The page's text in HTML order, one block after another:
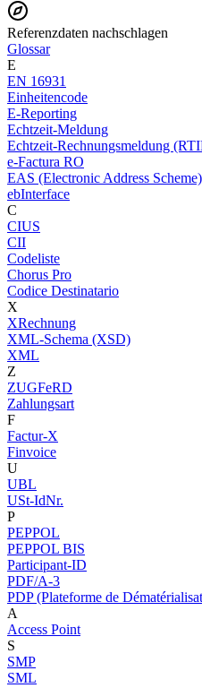
Referenzdaten nachschlagen
Glossar
E
EN 16931
Einheitencode
E-Reporting
Echtzeit-Meldung
Echtzeit-Rechnungsmeldung
e-Factura RO
EAS (Electronic Address Scheme)
ebInterface
C
CIUS
CII
Codeliste
Chorus Pro
Codice Destinatario
X
XRechnung
XML-Schema (XSD)
XML
Z
ZUGFeRD
Zahlungsart
F
Factur-X
Finvoice
U
UBL
USt-IdNr.
P
PEPPOL
PEPPOL BIS
Participant-ID
PDF/A-3
PDP (Plateforme de
A
Access Point
S
SMP
SML